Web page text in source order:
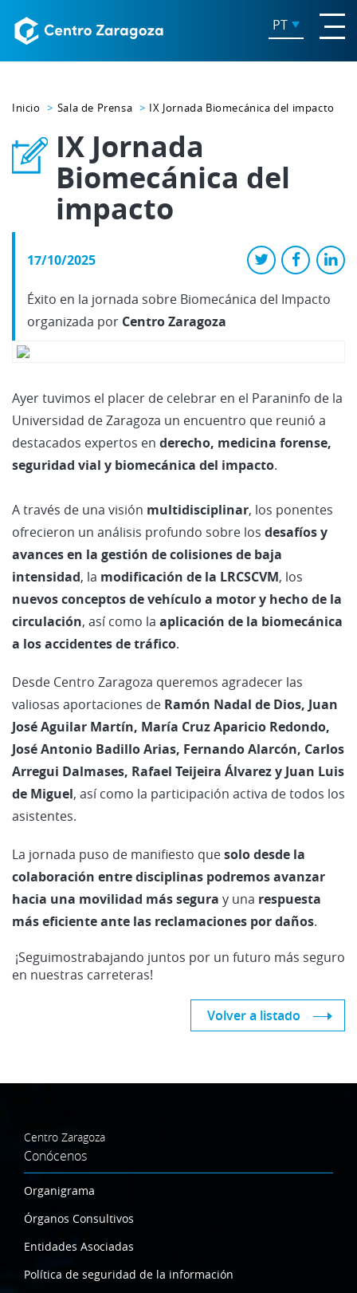
PT
Inicio Sala de Prensa IX Jornada Biomecánica del impacto
IX Jornada
Biomecánica del
impacto
17/10/2025
Éxito en la jornada sobre Biomecánica del Impacto
organizada por Centro Zaragoza
Ayer tuvimos el placer de celebrar en el Paraninfo de la
Universidad de Zaragoza un encuentro que reunió a
destacados expertos en derecho, medicina forense,
seguridad vial y biomecánica del impacto.
A través de una visión multidisciplinar, los ponentes
ofrecieron un análisis profundo sobre los desafíos y
avances en la gestión de colisiones de baja
intensidad, la modificación de la LRCSCVM, los
nuevos conceptos de vehículo a motor y hecho de la
circulación, así como la aplicación de la biomecánica
a los accidentes de tráfico.
Desde Centro Zaragoza queremos agradecer las
valiosas aportaciones de Ramón Nadal de Dios, Juan
José Aguilar Martín, María Cruz Aparicio Redondo,
José Antonio Badillo Arias, Fernando Alarcón, Carlos
Arregui Dalmases, Rafael Teijeira Álvarez y Juan Luis
de Miguel, así como la participación activa de todos los
asistentes.
La jornada puso de manifiesto quesolo desde la
colaboración entre disciplinas podremos avanzar
hacia una movilidad más segura y una respuesta
más eficiente ante las reclamaciones por daños.
¡Seguimostrabajando juntos por un futuro más seguro
en nuestras carreteras!
Volver a listado
Centro Zaragoza
Conócenos
Organigrama
Órganos Consultivos
Entidades Asociadas
Política de seguridad de la información